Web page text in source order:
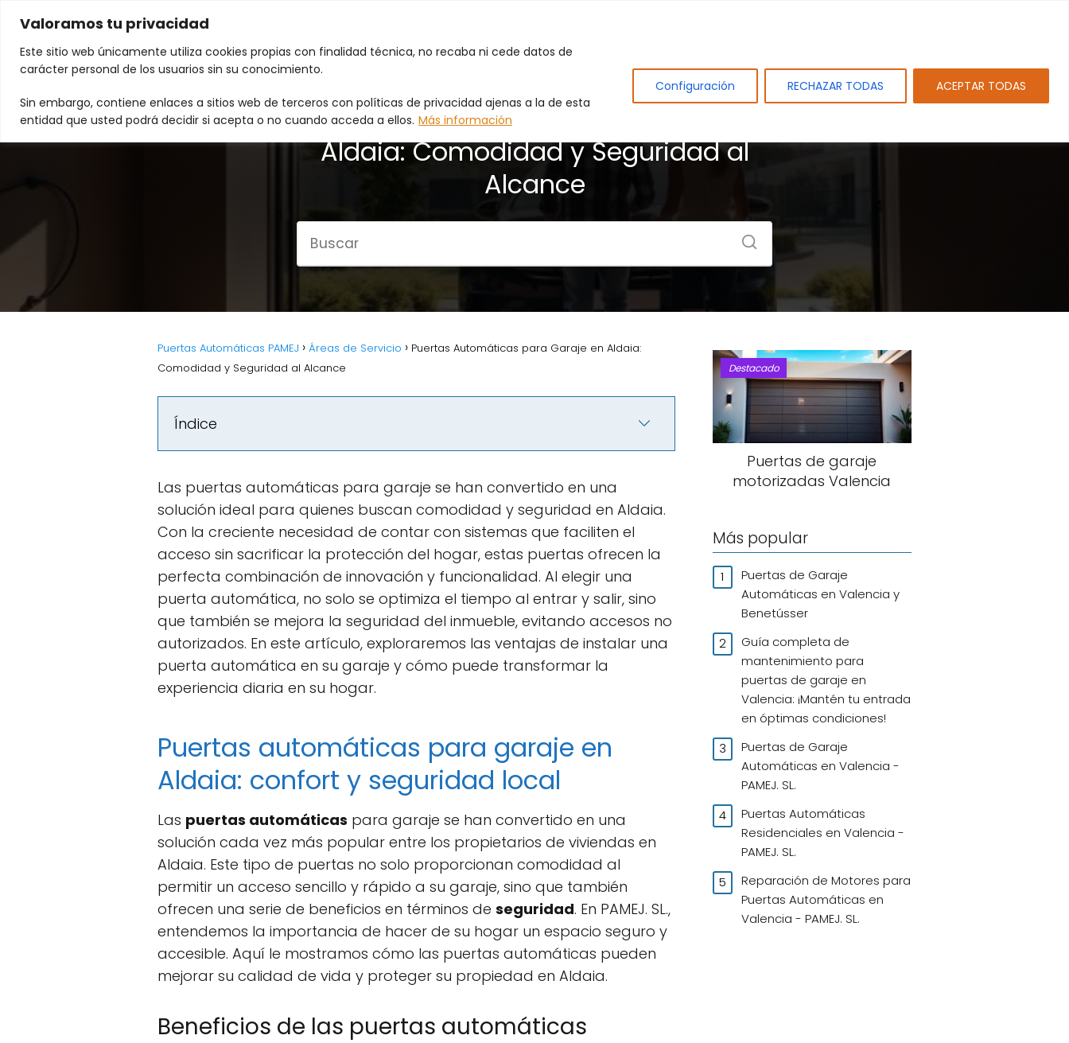
Valoramos tu privacidad
Este sitio web únicamente utiliza cookies propias con finalidad técnica, no recaba ni cede datos de
carácter personal de los usuarios sin su conocimiento.
Sin embargo, contiene enlaces a sitios web de terceros con políticas de privacidad ajenas a la de esta
entidad que usted podrá decidir si acepta o no cuando acceda a ellos. Más información
Configuración RECHAZAR TODAS ACEPTAR TODAS
Puertas Automáticas para Garaje en
Aldaia: Comodidad y Seguridad al
Alcance
Puertas Automáticas PAMEJ Áreas de Servicio
Puertas Automáticas para Garaje en Aldaia:
Comodidad y Seguridad al Alcance
Índice
Las puertas automáticas para garaje se han convertido en una
solución ideal para quienes buscan comodidad y seguridad en Aldaia.
Con la creciente necesidad de contar con sistemas que faciliten el
acceso sin sacrificar la protección del hogar, estas puertas ofrecen la
perfecta combinación de innovación y funcionalidad. Al elegir una
puerta automática, no solo se optimiza el tiempo al entrar y salir, sino
que también se mejora la seguridad del inmueble, evitando accesos no
autorizados. En este artículo, exploraremos las ventajas de instalar una
puerta automática en su garaje y cómo puede transformar la
experiencia diaria en su hogar.
Puertas automáticas para garaje en
Aldaia: confort y seguridad local
Las puertas automáticas para garaje se han convertido en una
solución cada vez más popular entre los propietarios de viviendas en
Aldaia. Este tipo de puertas no solo proporcionan comodidad al
permitir un acceso sencillo y rápido a su garaje, sino que también
ofrecen una serie de beneficios en términos de seguridad. En PAMEJ. SL.,
entendemos la importancia de hacer de su hogar un espacio seguro y
accesible. Aquí le mostramos cómo las puertas automáticas pueden
mejorar su calidad de vida y proteger su propiedad en Aldaia.
Beneficios de las puertas automáticas
Destacado
Puertas de garaje
motorizadas Valencia
Más popular
Puertas de Garaje
Automáticas en Valencia y
Benetússer
Guía completa de
mantenimiento para
puertas de garaje en
Valencia: ¡Mantén tu entrada
en óptimas condiciones!
Puertas de Garaje
Automáticas en Valencia -
PAMEJ. SL.
Puertas Automáticas
Residenciales en Valencia -
PAMEJ. SL.
Reparación de Motores para
Puertas Automáticas en
Valencia - PAMEJ. SL.